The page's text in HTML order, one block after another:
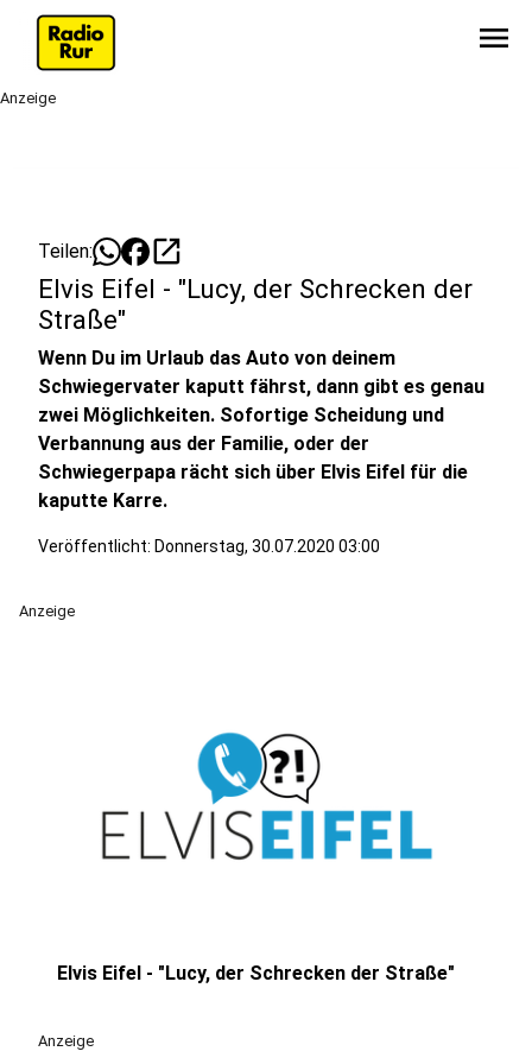
menu
Anzeige
Teilen: open_in_new
Elvis Eifel - "Lucy, der Schrecken der
Straße"
Wenn Du im Urlaub das Auto von deinem
Schwiegervater kaputt fährst, dann gibt es genau
zwei Möglichkeiten. Sofortige Scheidung und
Verbannung aus der Familie, oder der
Schwiegerpapa rächt sich über Elvis Eifel für die
kaputte Karre.
Veröffentlicht: Donnerstag, 30.07.2020 03:00
Anzeige
Elvis Eifel - "Lucy, der Schrecken der Straße"
Anzeige